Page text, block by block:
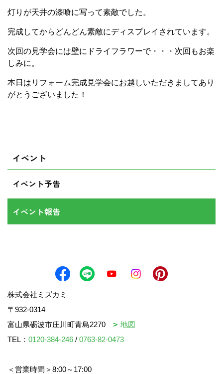
灯りが天井の漆喰に写って素敵でした。
完成してからどんどん素敵にディスプレイされています。
次回の見学会には壁にドライフラワーで・・・次回もお楽
しみに。
本日はリフォーム完成見学会にお越しいただきましてあり
がとうございました！
イベント
イベント予告
イベント報告
株式会社ミズカミ
〒932-0314
富山県砺波市庄川町青島2270
地図
TEL： 0120-384-246 / 0763-82-0473
＜営業時間＞8:00～17:00